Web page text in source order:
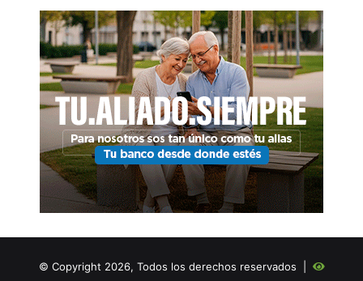
© Copyright 2026, Todos los derechos reservados |